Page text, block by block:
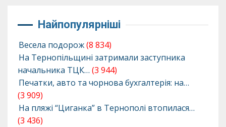
Найпопулярніші
Весела подорож(8 834)
На Тернопільщині затримали заступника
начальника ТЦК… (3 944)
Печатки, авто та чорнова бухгалтерія: на…
(3 909)
На пляжі “Циганка” в Тернополі втопилася…
(3 436)